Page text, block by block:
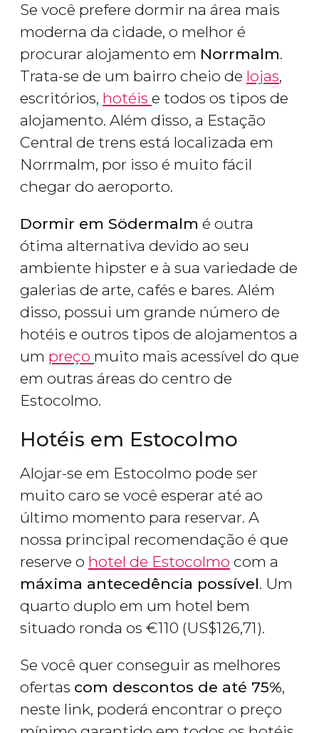
Se você prefere dormir na área mais
moderna da cidade, o melhor é
procurar alojamento em Norrmalm.
Trata-se de um bairro cheio de lojas,
escritórios, hotéis e todos os tipos de
alojamento. Além disso, a Estação
Central de trens está localizada em
Norrmalm, por isso é muito fácil
chegar do aeroporto.
Dormir em Södermalm é outra
ótima alternativa devido ao seu
ambiente hipster e à sua variedade de
galerias de arte, cafés e bares. Além
disso, possui um grande número de
hotéis e outros tipos de alojamentos a
um preço muito mais acessível do que
em outras áreas do centro de
Estocolmo.
Hotéis em Estocolmo
Alojar-se em Estocolmo pode ser
muito caro se você esperar até ao
último momento para reservar. A
nossa principal recomendação é que
reserve o hotel de Estocolmo com a
máxima antecedência possível. Um
quarto duplo em um hotel bem
situado ronda os €110 (US$126,71).
Se você quer conseguir as melhores
ofertas com descontos de até 75%,
neste link, poderá encontrar o preço